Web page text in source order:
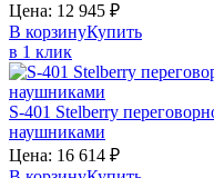
Цена: 12 945 ₽
В корзинуКупить
в 1 клик
S-401 Stelberry
наушниками
Цена: 16 614 ₽